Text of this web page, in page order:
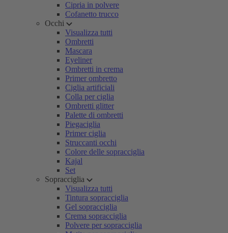
Cipria in polvere
Cofanetto trucco
Occhi
Visualizza tutti
Ombretti
Mascara
Eyeliner
Ombretti in crema
Primer ombretto
Ciglia artificiali
Colla per ciglia
Ombretti glitter
Palette di ombretti
Piegaciglia
Primer ciglia
Struccanti occhi
Colore delle sopracciglia
Kajal
Set
Sopracciglia
Visualizza tutti
Tintura sopracciglia
Gel sopracciglia
Crema sopracciglia
Polvere per sopracciglia